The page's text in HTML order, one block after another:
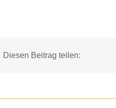
Diesen Beitrag teilen: